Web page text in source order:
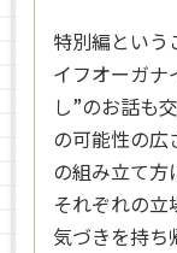
特別編という
イフオーガナ
し”のお話も
の可能性の広
の組み立て方
それぞれの立
気づきを持ち